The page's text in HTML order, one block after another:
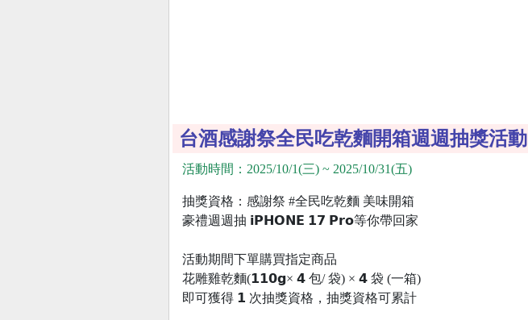
台酒感謝祭全民吃乾麵開箱週週抽獎活動
活動時間：2025/10/1(三) ~ 2025/10/31(五)
抽獎資格：感謝祭 #全民吃乾麵 美味開箱
豪禮週週抽 𝗶𝗣𝗛𝗢𝗡𝗘 𝟭𝟳 𝗣𝗿𝗼等你帶回家
活動期間下單購買指定商品
花雕雞乾麵(𝟭𝟭𝟬𝗴× 𝟰 包/ 袋) × 𝟰 袋 (一箱)
即可獲得 𝟭 次抽獎資格，抽獎資格可累計